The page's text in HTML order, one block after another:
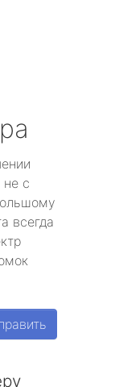
не с
всегда